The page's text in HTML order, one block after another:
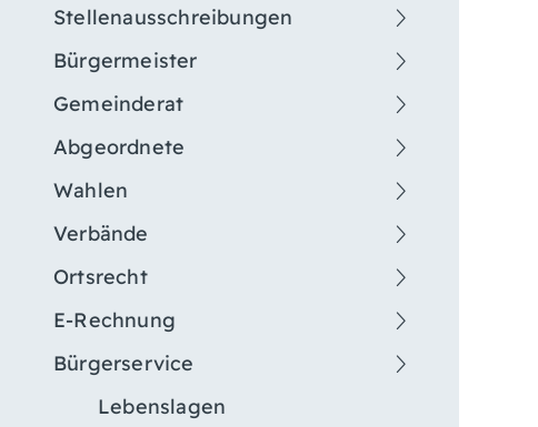
Stellenausschreibungen
Bürgermeister
Gemeinderat
Abgeordnete
Wahlen
Verbände
Ortsrecht
E-Rechnung
Bürgerservice
Lebenslagen